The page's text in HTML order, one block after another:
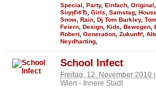
Special, Party, Einfach, Original,
Siηηℓі¢Ђ, Girls, Samstag,
Snow, Rain, Dj Tom Barkley,
Feiern, Design, Kids, Bewegen,
Robert, Generation, Zukunft!,
Neydharting,
School Infect
Freitag, 12. November 2010
Wien - Innere Stadt